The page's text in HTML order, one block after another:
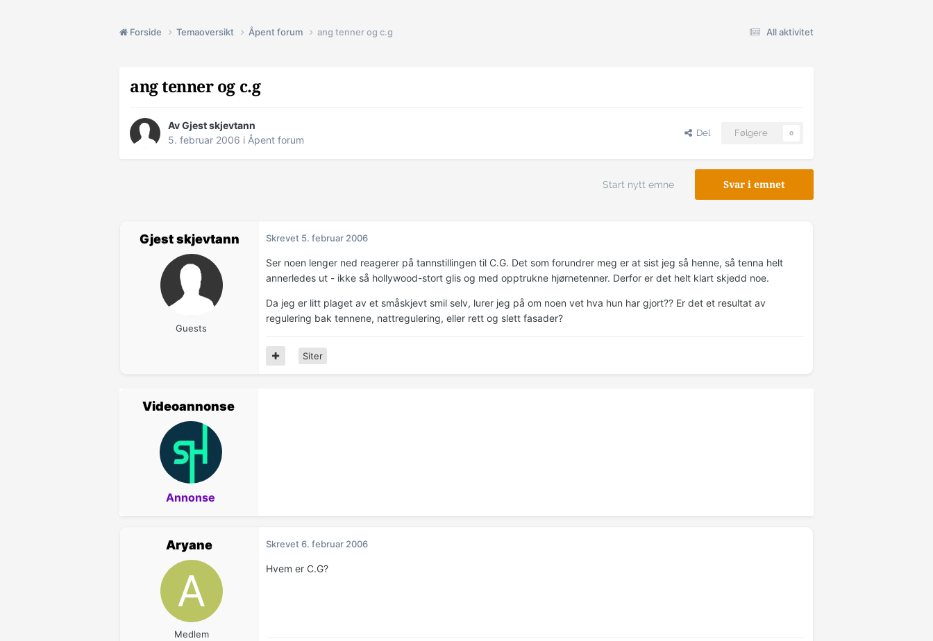
All aktivitet
Forside Temaoversikt Åpent forum ang tenner og c.g
ang tenner og c.g
Av Gjest skjevtann
5. februar 2006 i Åpent forum
Del Følgere 0
Svar i emnet
Start nytt emne
Gjest skjevtann
Guests
Skrevet 5. februar 2006
Ser noen lenger ned reagerer på tannstillingen til C.G. Det som forundrer meg er at sist jeg så henne, så tenna helt
annerledes ut - ikke så hollywood-stort glis og med opptrukne hjørnetenner. Derfor er det helt klart skjedd noe.
Da jeg er litt plaget av et småskjevt smil selv, lurer jeg på om noen vet hva hun har gjort?? Er det et resultat av
regulering bak tennene, nattregulering, eller rett og slett fasader?
Siter
Videoannonse
Annonse
Aryane
Medlem
Skrevet6. februar 2006
Hvem er C.G?